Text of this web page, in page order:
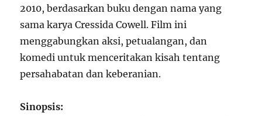
2010, berdasarkan buku dengan nama yang
sama karya Cressida Cowell. Film ini
menggabungkan aksi, petualangan, dan
komedi untuk menceritakan kisah tentang
persahabatan dan keberanian.
Sinopsis: